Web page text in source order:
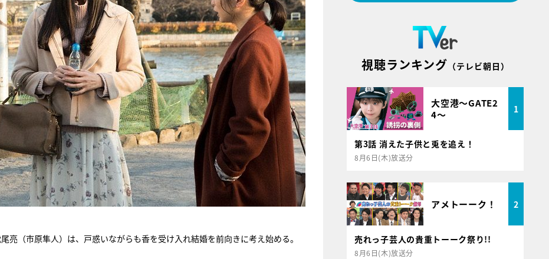
（市原隼人）は、戸惑いながらも香を受け入れ結婚を前向きに考え始める。
視聴ランキング （テレビ朝日）
大空港～GATE2
4～
1
第3話 消えた子供と兎を追え！
8月6日(木)放送分
アメトーーク！ 2
売れっ子芸人の貴重トーーク祭り!!
8月6日(木)放送分